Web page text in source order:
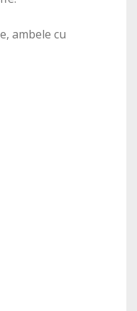
ambele cu